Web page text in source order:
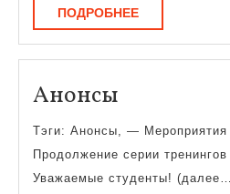
ПОДРОБНЕЕПОДРОБНЕЕ
Анонсы
Тэги: Анонсы, — Мероприятия
Продолжение серии
Уважаемые студенты!